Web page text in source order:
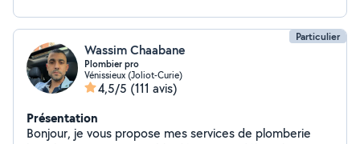
Particulier
Wassim Chaabane
Plombier pro
Vénissieux (Joliot-Curie)
4,5/5 (111 avis)
Présentation
Bonjour, je vous propose mes services de plomberie